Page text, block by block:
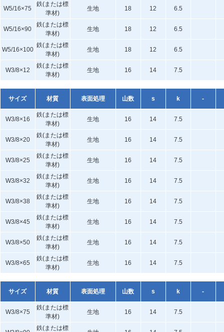
W5/16×75
鉄(または標
準材)
生地 18 12 6.5
W5/16×90
鉄(または標
準材)
生地 18 12 6.5
W5/16×100
鉄(または標
準材)
生地 18 12 6.5
W3/8×12
鉄(または標
準材)
生地 16 14 7.5
サイズ 材質 表面処理 山数 s k -
W3/8×16
鉄(または標
準材)
生地 16 14 7.5
W3/8×20
鉄(または標
準材)
生地 16 14 7.5
W3/8×25
鉄(または標
準材)
生地 16 14 7.5
W3/8×32
鉄(または標
準材)
生地 16 14 7.5
W3/8×38
鉄(または標
準材)
生地 16 14 7.5
W3/8×45
鉄(または標
準材)
生地 16 14 7.5
W3/8×50
鉄(または標
準材)
生地 16 14 7.5
W3/8×65
鉄(または標
準材)
生地 16 14 7.5
サイズ 材質 表面処理 山数 s k -
W3/8×75
鉄(または標
準材)
生地 16 14 7.5
鉄(または標